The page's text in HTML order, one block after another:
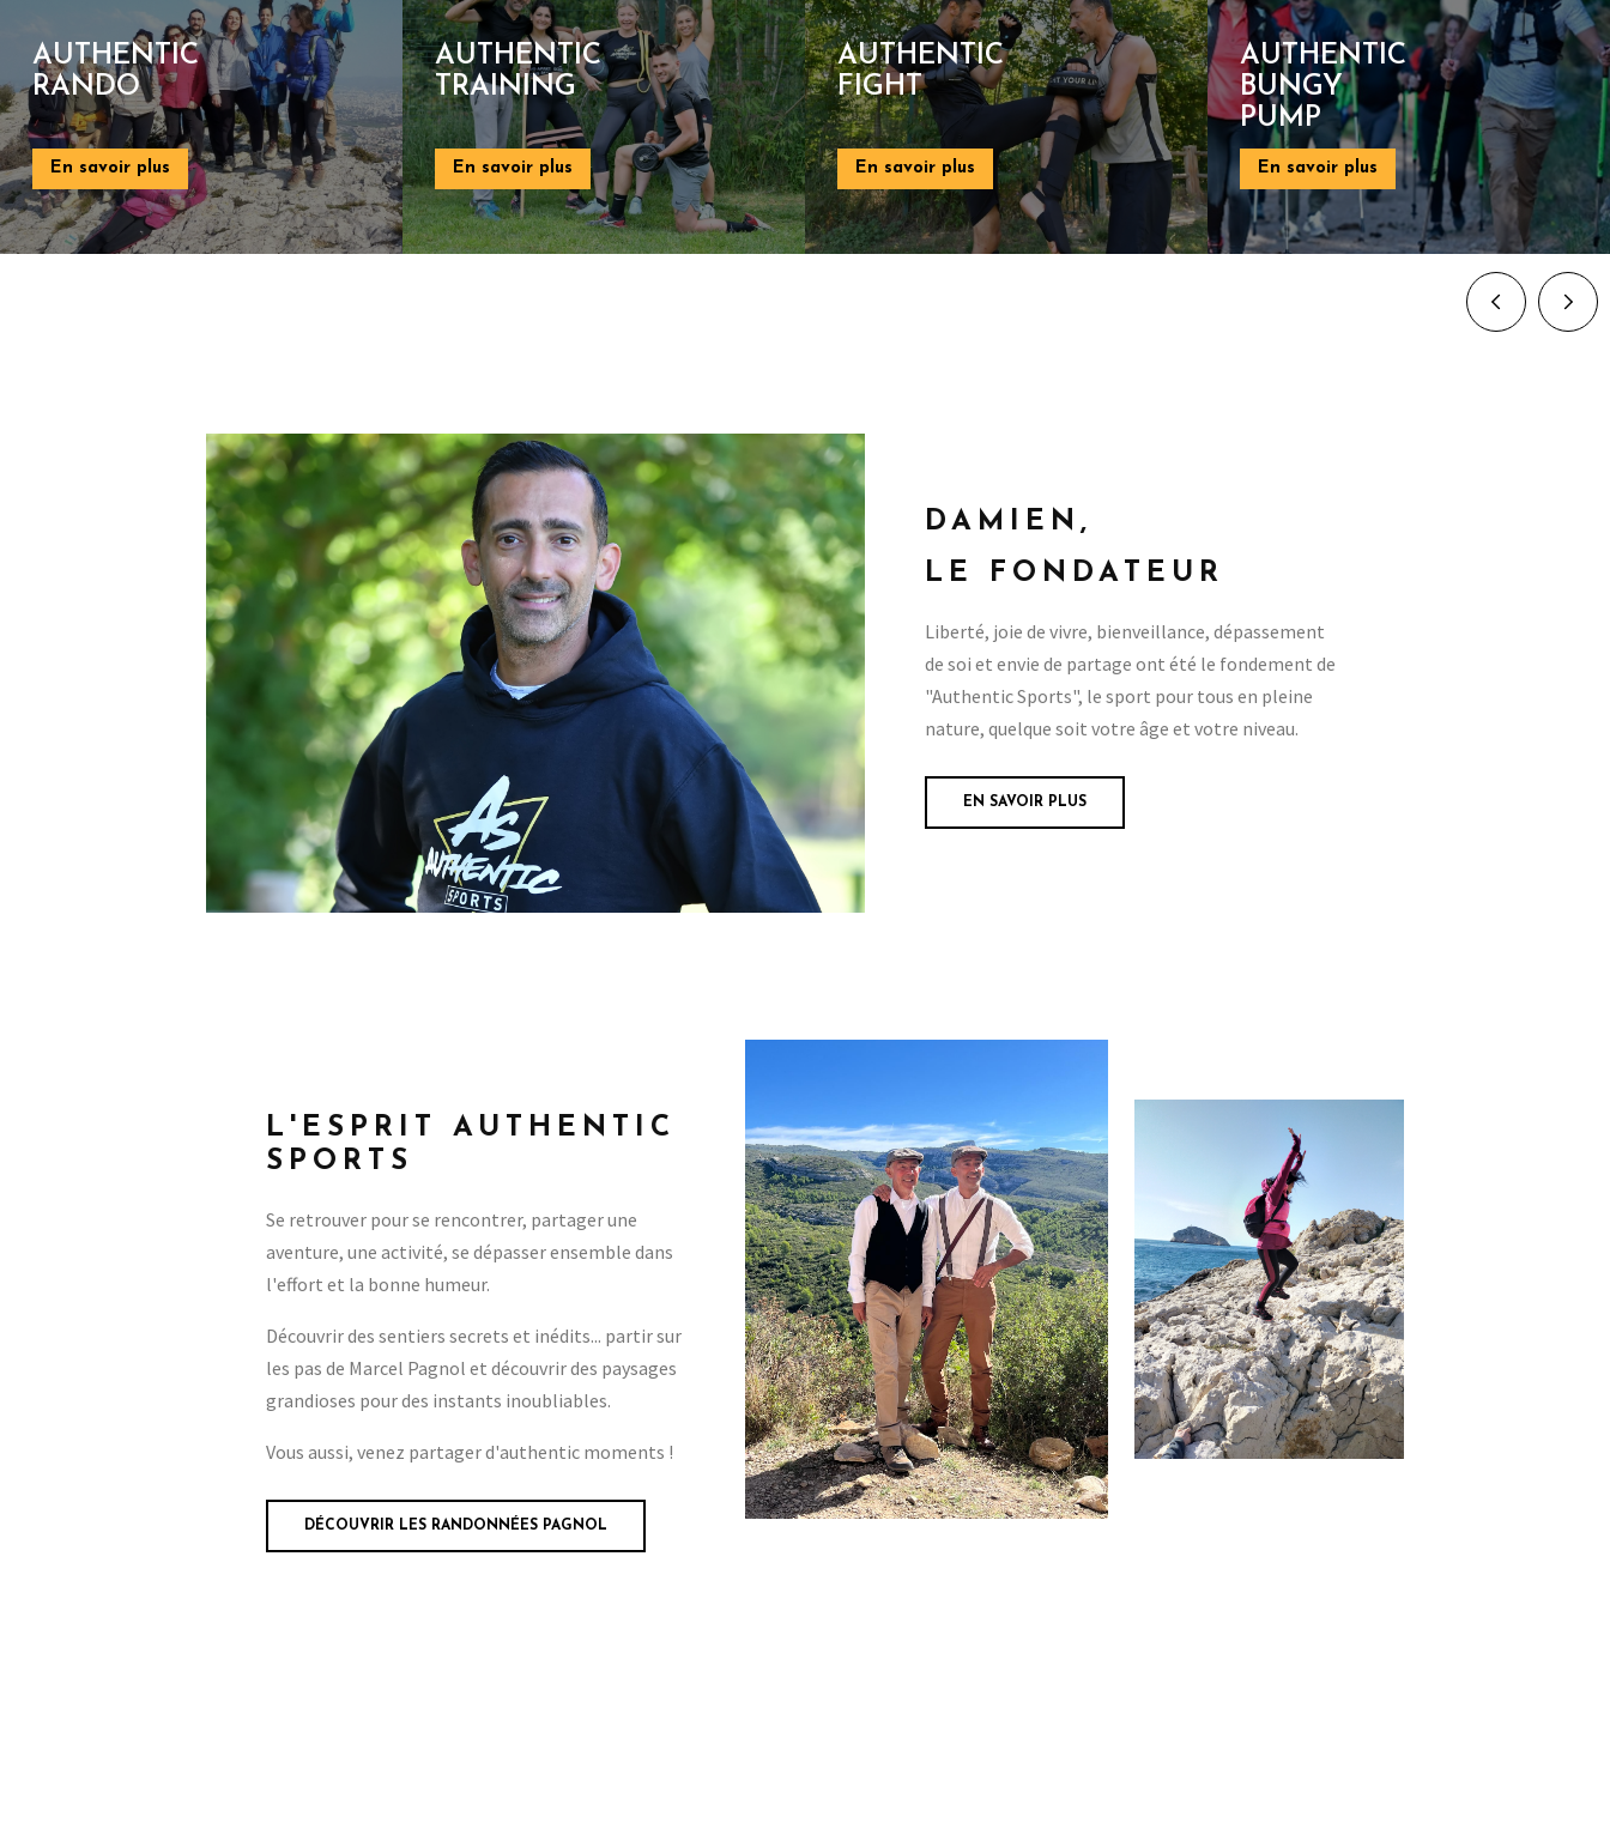
AUTHENTIC
TRAINING
En savoir plus
AUTHENTIC
FIGHT
En savoir plus
AUTHENTIC
BUNGY
PUMP
En savoir plus
AUTHENTIC
PAGNOL
En savoir plus
DAMIEN,
LE FONDATEUR
Liberté, joie de vivre, bienveillance, dépassement
de soi et envie de partage ont été le fondement de
"Authentic Sports", le sport pour tous en pleine
nature, quelque soit votre âge et votre niveau.
EN SAVOIR PLUS
L'ESPRIT AUTHENTIC
SPORTS
Se retrouver pour se rencontrer, partager une
aventure, une activité, se dépasser ensemble dans
l'effort et la bonne humeur.
Découvrir des sentiers secrets et inédits... partir sur
les pas de Marcel Pagnol et découvrir des paysages
grandioses pour des instants inoubliables.
Vous aussi, venez partager d'authentic moments !
DÉCOUVRIR LES RANDONNÉES PAGNOL